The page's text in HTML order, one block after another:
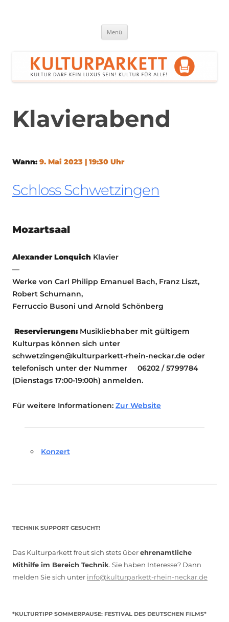
Menü
Klavierabend
Wann: 9. Mai 2023 | 19:30 Uhr
Schloss Schwetzingen
Mozartsaal
Alexander Lonquich Klavier
—
Werke von Carl Philipp Emanuel Bach, Franz Liszt,
Robert Schumann,
Ferruccio Busoni und Arnold Schönberg
Reservierungen: Musikliebhaber mit gültigem
Kulturpas können sich unter
schwetzingen@kulturparkett-rhein-neckar.de oder
telefonisch unter der Nummer 06202 / 5799784
(Dienstags 17:00-19:00h) anmelden.
Für weitere Informationen: Zur Website
Konzert
TECHNIK SUPPORT GESUCHT!
Das Kulturparkett freut sich stets überehrenamtliche
Mithilfe im Bereich Technik. Sie haben Interesse? Dann
melden Sie sich unter info@kulturparkett-rhein-neckar.de
*KULTURTIPP SOMMERPAUSE: FESTIVAL DES DEUTSCHEN FILMS*